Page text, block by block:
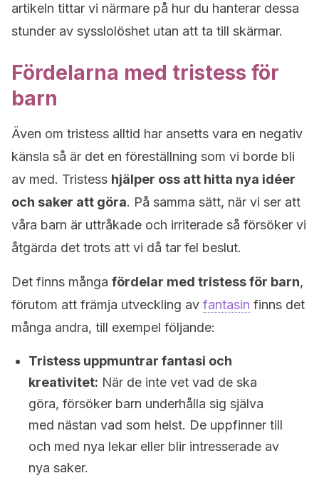
artikeln tittar vi närmare på hur du hanterar dessa
stunder av sysslolöshet utan att ta till skärmar.
Fördelarna med tristess för
barn
Även om tristess alltid har ansetts vara en negativ
känsla så är det en föreställning som vi borde bli
av med. Tristess hjälper oss att hitta nya idéer
och saker att göra. På samma sätt, när vi ser att
våra barn är uttråkade och irriterade så försöker vi
åtgärda det trots att vi då tar fel beslut.
Det finns många fördelar med tristess för barn,
förutom att främja utveckling av fantasin finns det
många andra, till exempel följande:
Tristess uppmuntrar fantasi och
kreativitet: När de inte vet vad de ska
göra, försöker barn underhålla sig själva
med nästan vad som helst. De uppfinner till
och med nya lekar eller blir intresserade av
nya saker.